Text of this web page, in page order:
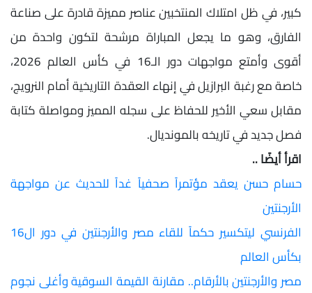
كبير، في ظل امتلاك المنتخبين عناصر مميزة قادرة على صناعة
الفارق، وهو ما يجعل المباراة مرشحة لتكون واحدة من
أقوى وأمتع مواجهات دور الـ16 في كأس العالم 2026،
خاصة مع رغبة البرازيل في إنهاء العقدة التاريخية أمام النرويج،
مقابل سعي الأخير للحفاظ على سجله المميز ومواصلة كتابة
فصل جديد في تاريخه بالمونديال.
اقرأ أيضًا ..
حسام حسن يعقد مؤتمراً صحفياً غداً للحديث عن مواجهة
الأرجنتين
الفرنسي ليتكسير حكماً للقاء مصر والأرجنتين في دور ال16
بكأس العالم
مصر والأرجنتين بالأرقام.. مقارنة القيمة السوقية وأغلى نجوم